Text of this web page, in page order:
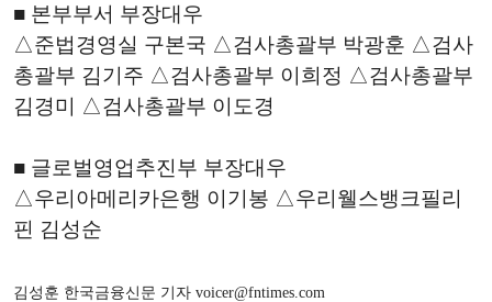
■ 본부부서 부장대우
△준법경영실 구본국 △검사총괄부 박광훈 △검사
총괄부 김기주 △검사총괄부 이희정 △검사총괄부
김경미 △검사총괄부 이도경
■ 글로벌영업추진부 부장대우
△우리아메리카은행 이기봉 △우리웰스뱅크필리
핀 김성순
김성훈 한국금융신문 기자 voicer@fntimes.com